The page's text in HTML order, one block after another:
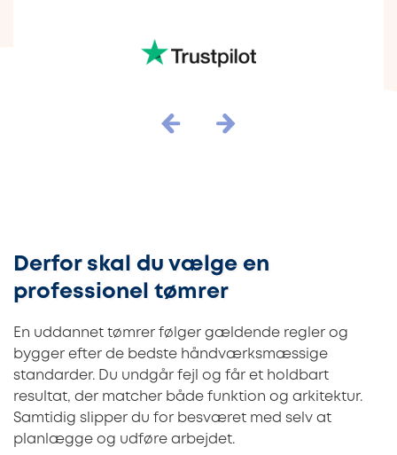
Derfor skal du vælge en
professionel tømrer
En uddannet tømrer følger gældende regler og
bygger efter de bedste håndværksmæssige
standarder. Du undgår fejl og får et holdbart
resultat, der matcher både funktion og arkitektur.
Samtidig slipper du for besværet med selv at
planlægge og udføre arbejdet.